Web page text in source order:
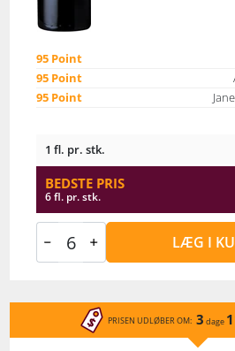
95 Point
95 Point
95 Point
1 fl. pr. stk.
BEDSTE PRIS
6 fl. pr. stk.
LÆG I
PRISEN UDLØBER OM: 3 dage